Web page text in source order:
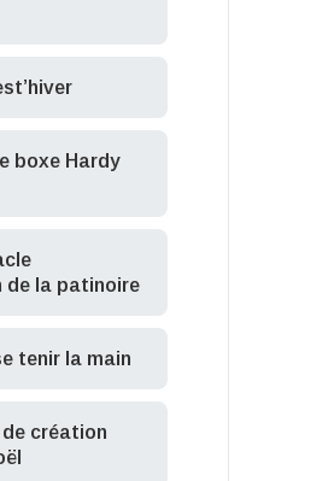
boxe Hardy
de la patinoire
tenir la main
création